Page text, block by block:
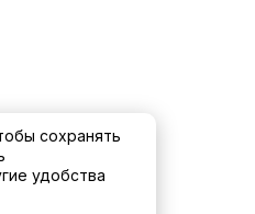
сохранять
удобства